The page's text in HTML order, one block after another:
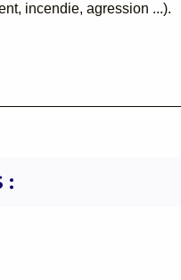
incendie, agression ...).
: